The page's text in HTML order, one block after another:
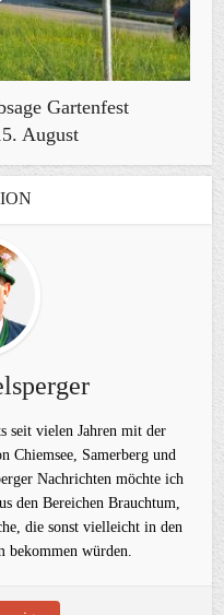
Gartenfest
August
seit vielen Jahren mit der
Chiemsee, Samerberg und
Nachrichten möchte ich
den Bereichen Brauchtum,
die sonst vielleicht in den
bekommen würden.